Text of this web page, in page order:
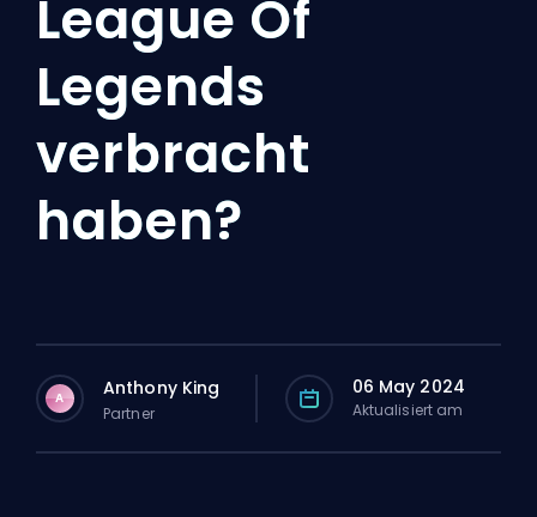
League Of
Legends
verbracht
haben?
A Anthony King
Partner
06 May 2024
Aktualisiert am